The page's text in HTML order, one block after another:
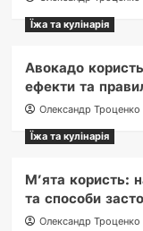
Їжа та кулінарія
Авокадо
ефекти та
Олександр Троценко
Їжа та кулінарія
М’ята користь:
та способи
Олександр Троценко